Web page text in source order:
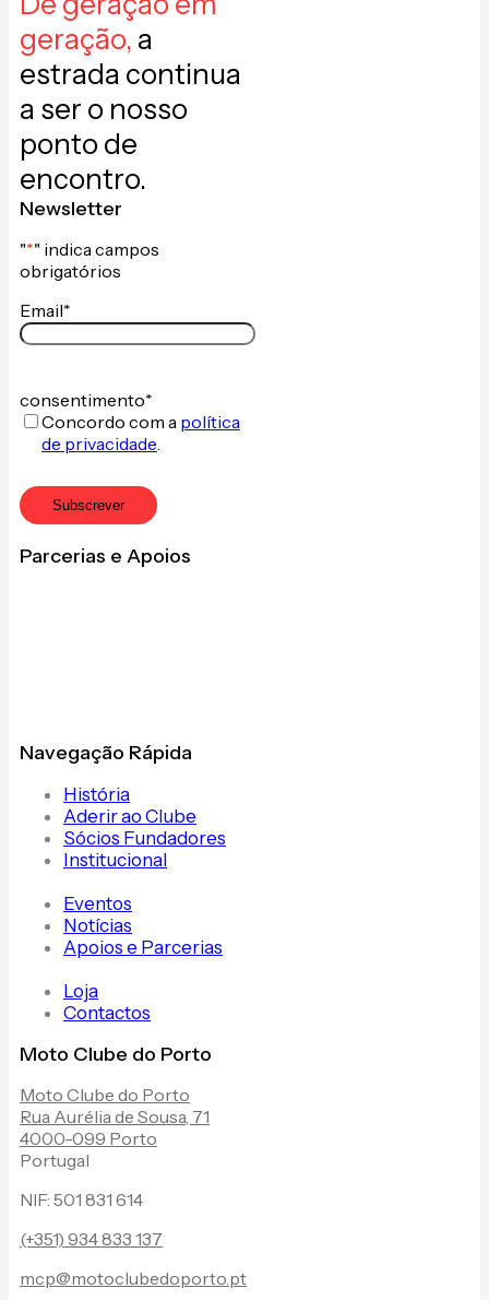
geração, a
estrada continua
a ser o nosso
ponto de
encontro.
Newsletter
"*" indica campos
obrigatórios
Email*
consentimento*
Concordo com a política
de privacidade.
Subscrever
Parcerias e Apoios
Navegação Rápida
História
Aderir ao Clube
Sócios Fundadores
Institucional
Eventos
Notícias
Apoios e Parcerias
Loja
Contactos
Moto Clube do Porto
Moto Clube do Porto
Rua Aurélia de Sousa, 71
4000-099 Porto
Portugal
NIF: 501 831 614
(+351) 934 833 137
mcp@motoclubedoporto.pt